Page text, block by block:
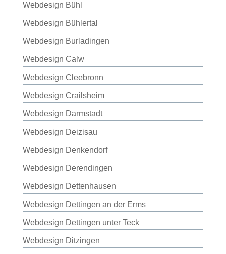
Webdesign Bühl
Webdesign Bühlertal
Webdesign Burladingen
Webdesign Calw
Webdesign Cleebronn
Webdesign Crailsheim
Webdesign Darmstadt
Webdesign Deizisau
Webdesign Denkendorf
Webdesign Derendingen
Webdesign Dettenhausen
Webdesign Dettingen an der Erms
Webdesign Dettingen unter Teck
Webdesign Ditzingen